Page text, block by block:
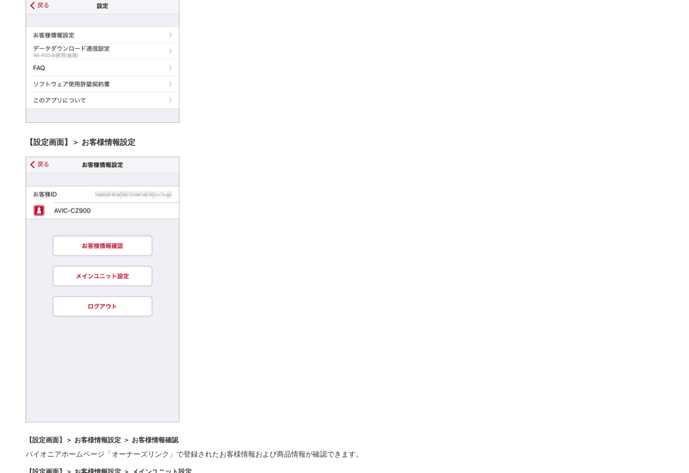
【設定画面】＞ お客様情報設定
【設定画面】＞ お客様情報設定 ＞ お客様情報確認
パイオニアホームページ「オーナーズリンク」で登録されたお客様情報および商品情報が確認できます。